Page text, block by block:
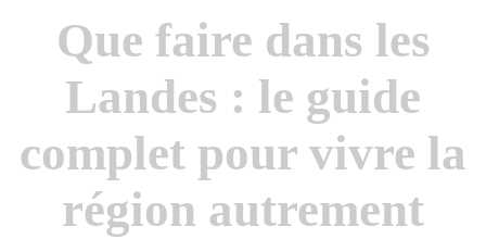
Que faire dans les
Landes : le guide
complet pour vivre la
région autrement